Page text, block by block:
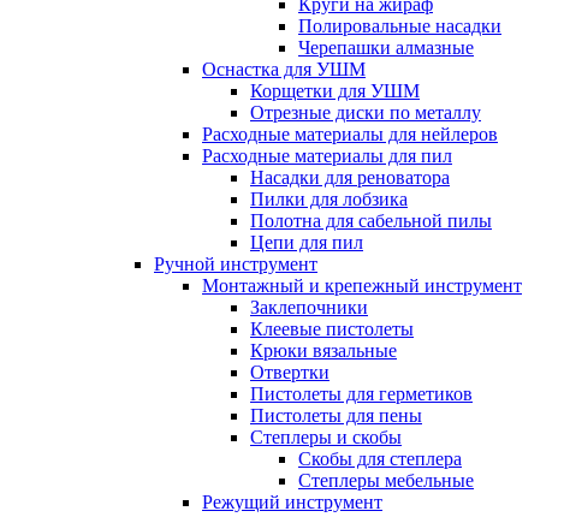
Круги на жираф
Полировальные насадки
Черепашки алмазные
Оснастка для УШМ
Корщетки для УШМ
Отрезные диски по металлу
Расходные материалы для нейлеров
Расходные материалы для пил
Насадки для реноватора
Пилки для лобзика
Полотна для сабельной пилы
Цепи для пил
Ручной инструмент
Монтажный и крепежный инструмент
Заклепочники
Клеевые пистолеты
Крюки вязальные
Отвертки
Пистолеты для герметиков
Пистолеты для пены
Степлеры и скобы
Скобы для степлера
Степлеры мебельные
Режущий инструмент